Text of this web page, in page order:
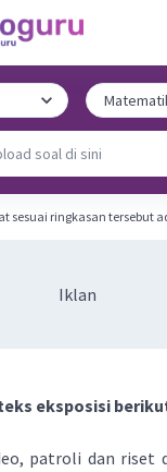
sesuai ringkasan tersebut
Iklan
eksposisi
patroli dan riset